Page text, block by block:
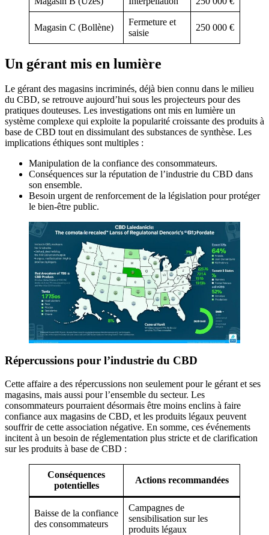
Magasin C (Bollène)
Fermeture et
saisie
250 000 €
Un gérant mis en lumière
Le gérant des magasins incriminés, déjà bien connu dans le milieu
du CBD, se retrouve aujourd’hui sous les projecteurs pour des
pratiques douteuses. Les investigations ont mis en lumière un
système complexe qui exploite la popularité croissante des produits à
base de CBD tout en dissimulant des substances de synthèse. Les
implications éthiques sont multiples :
Manipulation de la confiance des consommateurs.
Conséquences sur la réputation de l’industrie du CBD dans
son ensemble.
Besoin urgent de renforcement de la législation pour protéger
le bien-être public.
Répercussions pour l’industrie du CBD
Cette affaire a des répercussions non seulement pour le gérant et ses
magasins, mais aussi pour l’ensemble du secteur. Les
consommateurs pourraient désormais être moins enclins à faire
confiance aux magasins de CBD, et les produits légaux peuvent
souffrir de cette association négative. En somme, ces événements
incitent à un besoin de réglementation plus stricte et de clarification
sur les produits à base de CBD :
Conséquences
potentielles
Actions recommandées
Baisse de la confiance
des consommateurs
Campagnes de
sensibilisation sur les
produits légaux